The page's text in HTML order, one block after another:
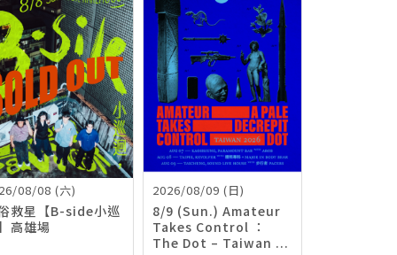
08/08 (六)
救星【B-side小巡
高雄場
2026/08/09 (日)
8/9 (Sun.) Amateur
Takes Control ：
The Dot – Taiwan ...